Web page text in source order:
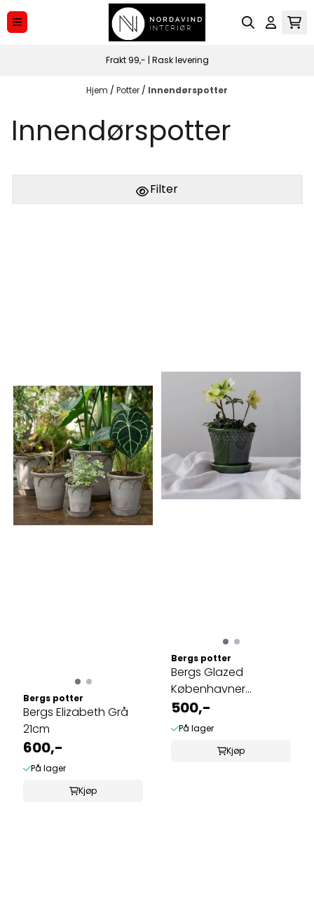
Hopp til innhold
Frakt 99,- | Rask levering
Hjem / Potter / Innendørspotter
Innendørspotter
Filter
Bergs potter
Bergs Elizabeth Grå
21cm
600,-
På lager
Kjøp
Bergs potter
Bergs Glazed
Københavner
Emerald Green 12cm
500,-
På lager
Kjøp